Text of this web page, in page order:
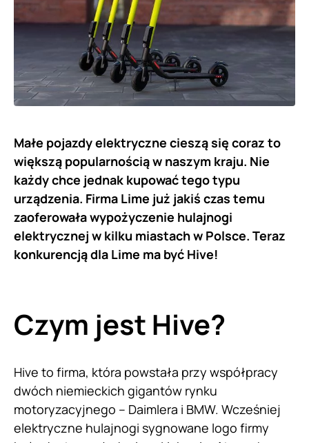
Małe pojazdy elektryczne cieszą się coraz to
większą popularnością w naszym kraju. Nie
każdy chce jednak kupować tego typu
urządzenia. Firma Lime już jakiś czas temu
zaoferowała wypożyczenie hulajnogi
elektrycznej w kilku miastach w Polsce. Teraz
konkurencją dla Lime ma być Hive!
Czym jest Hive?
Hive to firma, która powstała przy współpracy
dwóch niemieckich gigantów rynku
motoryzacyjnego – Daimlera i BMW. Wcześniej
elektryczne hulajnogi sygnowane logo firmy